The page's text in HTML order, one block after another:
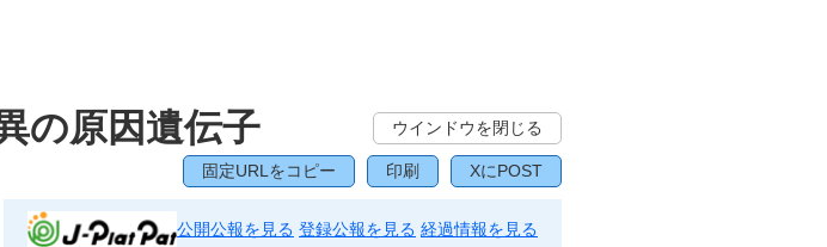
の原因遺伝子 ウインドウを閉じる
固定URLをコピー 印刷 XにPOST
公開公報を見る 登録公報を見る 経過情報を見る